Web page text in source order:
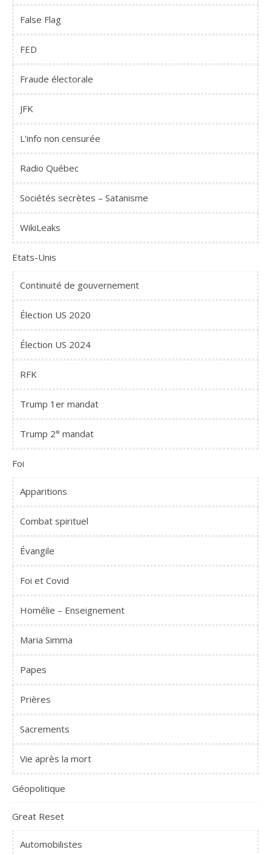
False Flag
FED
Fraude électorale
JFK
L'info non censurée
Radio Québec
Sociétés secrètes – Satanisme
WikiLeaks
Etats-Unis
Continuité de gouvernement
Élection US 2020
Élection US 2024
RFK
Trump 1er mandat
Trump 2° mandat
Foi
Apparitions
Combat spirituel
Évangile
Foi et Covid
Homélie – Enseignement
Maria Simma
Papes
Prières
Sacrements
Vie après la mort
Géopolitique
Great Reset
Automobilistes